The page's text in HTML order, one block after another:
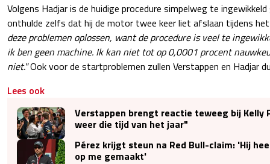
Volgens Hadjar is de huidige procedure simpelweg te
onthulde zelfs dat hij de motor twee keer liet afslaan tijdens
deze problemen oplossen, want de procedure is veel te
ik ben geen machine. Ik kan niet tot op 0,0001 procent
niet."Ook voor de startproblemen zullen Verstappen en Hadjar
Lees ook
Verstappen brengt reactie teweeg bij Kelly
weer die tijd van het jaar"
Pérez krijgt steun na Red Bull-claim: 'Hij
op me gemaakt'